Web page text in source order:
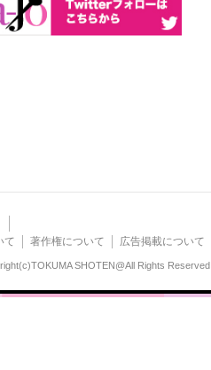
て 著作権について 広告掲載について
SHOTEN@All Rights Reserved.